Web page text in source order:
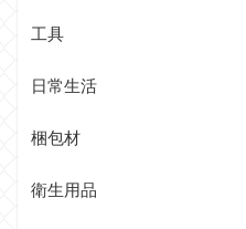
工具
日常生活
梱包材
衛生用品